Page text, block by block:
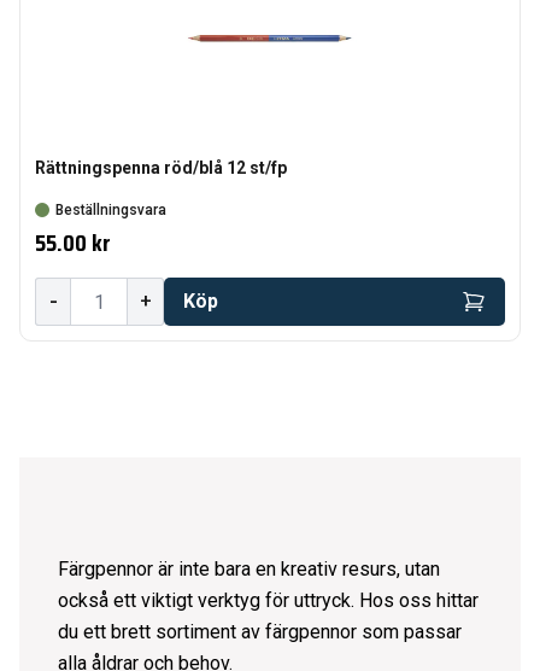
Rättningspenna röd/blå 12 st/fp
Beställningsvara
55.00 kr
- + Köp
Färgpennor är inte bara en kreativ resurs, utan
också ett viktigt verktyg för uttryck. Hos oss hittar
du ett brett sortiment av färgpennor som passar
alla åldrar och behov.